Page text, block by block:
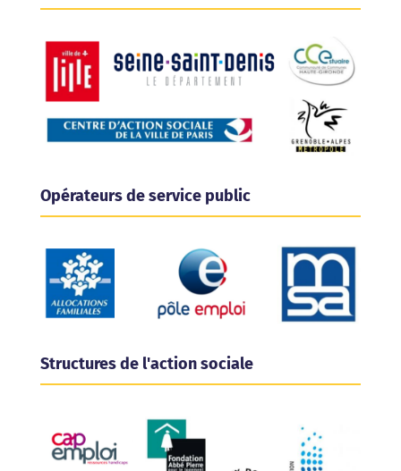
Opérateurs de service public
Structures de l'action sociale